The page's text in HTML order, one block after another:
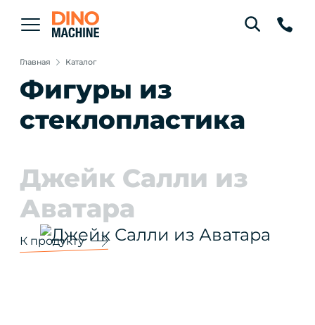
Главная Каталог
Фигуры из
стеклопластика
Джейк Салли из
Аватара
К продукту